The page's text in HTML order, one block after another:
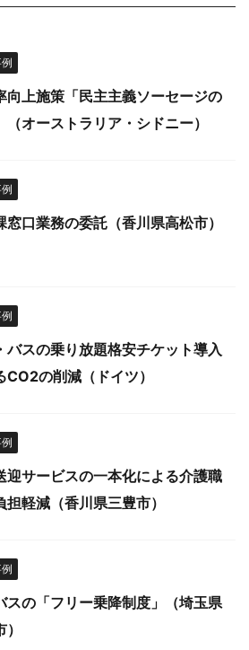
向上施策「民主主義ソーセージの
（オーストラリア・シドニー）
窓口業務の委託（香川県高松市）
バスの乗り放題格安チケット導入
CO2の削減（ドイツ）
迎サービスの一本化による介護職
担軽減（香川県三豊市）
スの「フリー乗降制度」（埼玉県